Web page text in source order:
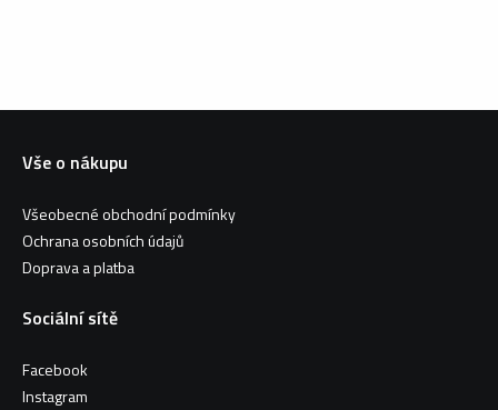
Vše o nákupu
Všeobecné obchodní podmínky
Ochrana osobních údajů
Doprava a platba
Sociální sítě
Facebook
Instagram